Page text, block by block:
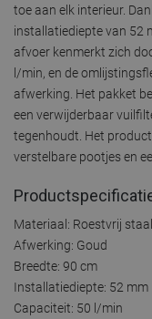
toe aan elk interieur.
installatiediepte van 52
afvoer kenmerkt zich
l/min, en de
afwerking. Het pakket
een verwijderbaar
tegenhoudt. Het
verstelbare pootjes en
Materiaal: Roestvrij
Afwerking: Goud
Breedte: 90 cm
Installatiediepte: 52 mm
Capaciteit: 50 l/min